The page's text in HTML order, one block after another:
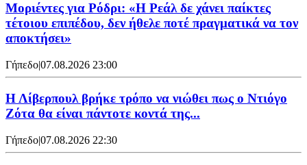
Μοριέντες για Ρόδρι: «Η Ρεάλ δε χάνει παίκτες
τέτοιου επιπέδου, δεν ήθελε ποτέ πραγματικά να τον
αποκτήσει»
Γήπεδο|07.08.2026 23:00
Η Λίβερπουλ βρήκε τρόπο να νιώθει πως ο Ντιόγο
Ζότα θα είναι πάντοτε κοντά της...
Γήπεδο|07.08.2026 22:30